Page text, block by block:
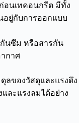
อนเทคอนกรีต มีทั้ง
อยู่กับการออกแบบ
กันซึม หรือสารกัน
กาศ
ลของวัสดุและแรงดึง
และแรงลมได้อย่าง